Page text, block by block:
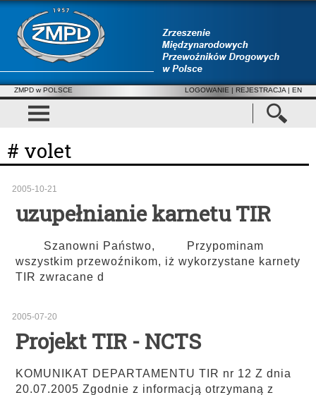
ZMPD w POLSCE LOGOWANIE | REJESTRACJA | EN
# volet
2005-10-21
uzupełnianie karnetu TIR
Szanowni Państwo, Przypominam
wszystkim przewoźnikom, iż wykorzystane karnety
TIR zwracane d
2005-07-20
Projekt TIR - NCTS
KOMUNIKAT DEPARTAMENTU TIR nr 12 Z dnia
20.07.2005 Zgodnie z informacją otrzymaną z